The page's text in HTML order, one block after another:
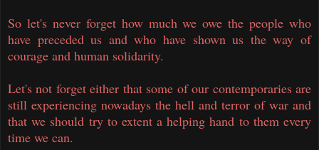
So let's never forget how much we owe the people who
have preceded us and who have shown us the way of
courage and human solidarity.
Let's not forget either that some of our contemporaries are
still experiencing nowadays the hell and terror of war and
that we should try to extent a helping hand to them every
time we can.